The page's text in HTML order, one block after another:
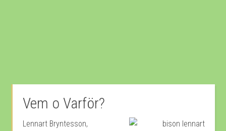
Vem o Varför?
Lennart Bryntesson,